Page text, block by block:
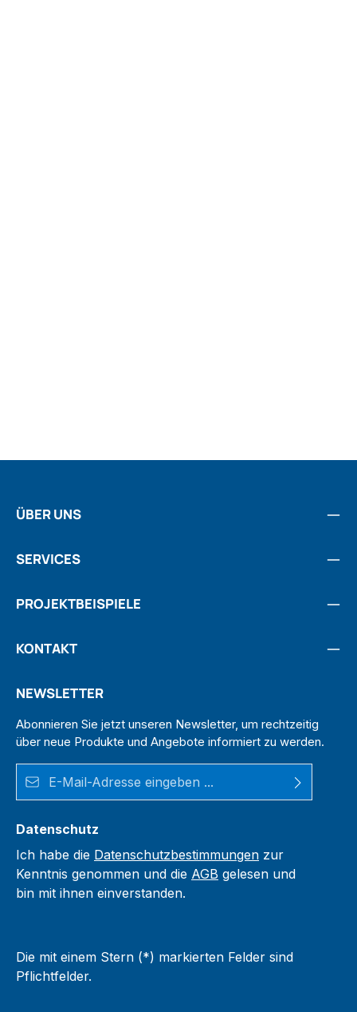
ÜBER UNS
SERVICES
PROJEKTBEISPIELE
KONTAKT
NEWSLETTER
Abonnieren Sie jetzt unseren Newsletter, um rechtzeitig
über neue Produkte und Angebote informiert zu werden.
Datenschutz
Ich habe die Datenschutzbestimmungen zur
Kenntnis genommen und die AGB gelesen und
bin mit ihnen einverstanden.
Die mit einem Stern (*) markierten Felder sind
Pflichtfelder.